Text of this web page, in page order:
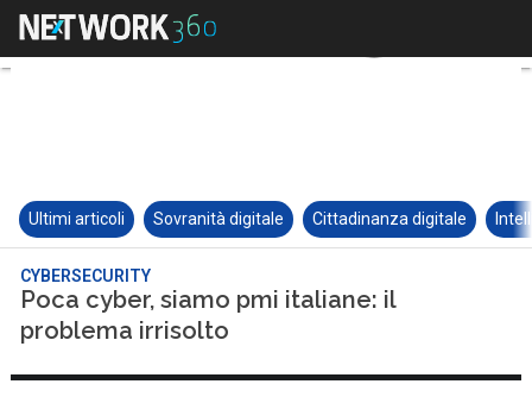
Ultimi articoli Sovranità digitale Cittadinanza digitale
CYBERSECURITY
Poca cyber, siamo pmi italiane: il
problema irrisolto